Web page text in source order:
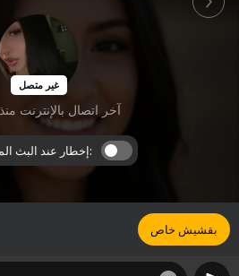
غير متصل
آخر اتصال بالإنترنت منذ 8 أشهر
إخطار عند البث المباشر:
بقشيش خاص